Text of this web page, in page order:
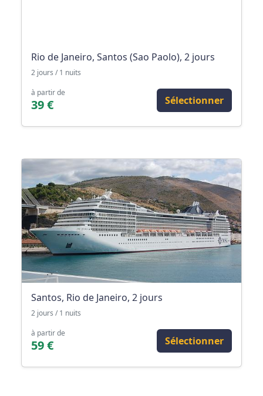
Rio de Janeiro, Santos (Sao Paolo), 2 jours
2 jours / 1 nuits
à partir de
39 € Sélectionner
Santos, Rio de Janeiro, 2 jours
2 jours / 1 nuits
à partir de
59 € Sélectionner